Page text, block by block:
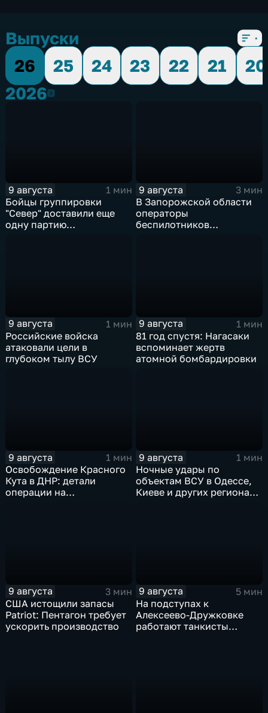
Выпуски
26
25 24 23 22 21
20
20262026
9 августа
1 мин
Бойцы группировки
"Север" доставили еще
одну партию
9 августа
3 мин
В Запорожской области
операторы
беспилотников
9 августа
1 мин
Российские войска
атаковали цели в
глубоком тылу ВСУ
9 августа
1 мин
81 год спустя: Нагасаки
вспоминает жертв
атомной бомбардировки
9 августа
1 мин
Освобождение Красного
Кута в ДНР: детали
операции на
9 августа
1 мин
Ночные удары по
объектам ВСУ в Одессе,
Киеве и других регионах
9 августа
3 мин
США истощили запасы
Patriot: Пентагон требует
ускорить производство
9 августа
5 мин
На подступах к
Алексеево-Дружковке
работают танкисты